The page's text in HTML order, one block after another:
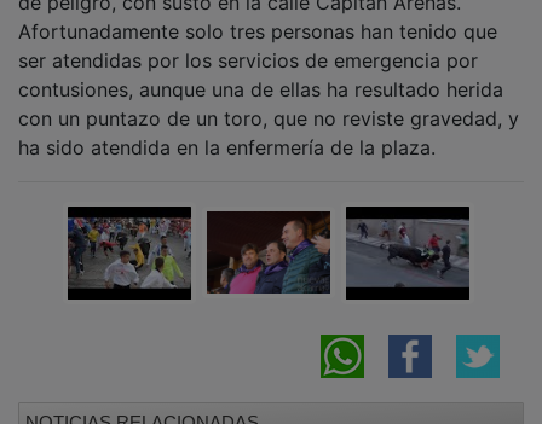
Afortunadamente solo tres personas han tenido que
ser atendidas por los servicios de emergencia por
contusiones, aunque una de ellas ha resultado herida
con un puntazo de un toro, que no reviste gravedad, y
ha sido atendida en la enfermería de la plaza.